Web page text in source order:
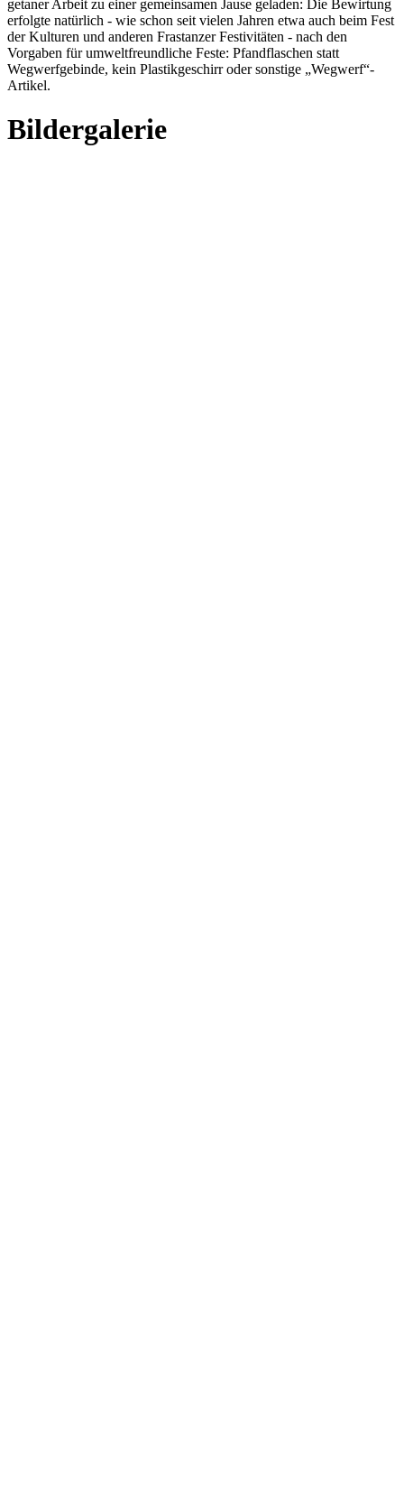
getaner Arbeit zu einer gemeinsamen Jause geladen: Die Bewirtung
erfolgte natürlich - wie schon seit vielen Jahren etwa auch beim Fest
der Kulturen und anderen Frastanzer Festivitäten - nach den
Vorgaben für umweltfreundliche Feste: Pfandflaschen statt
Wegwerfgebinde, kein Plastikgeschirr oder sonstige „Wegwerf“-
Artikel.
Bildergalerie